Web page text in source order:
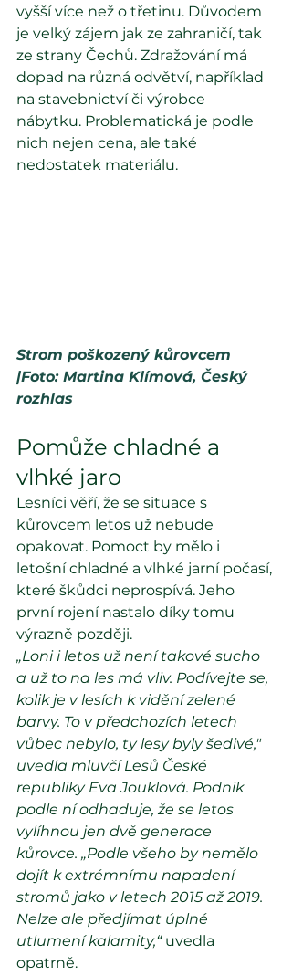
vyšší více než o třetinu. Důvodem
je velký zájem jak ze zahraničí, tak
ze strany Čechů. Zdražování má
dopad na různá odvětví, například
na stavebnictví či výrobce
nábytku. Problematická je podle
nich nejen cena, ale také
nedostatek materiálu.
Strom poškozený kůrovcem
|Foto: Martina Klímová, Český
rozhlas
Pomůže chladné a
vlhké jaro
Lesníci věří, že se situace s
kůrovcem letos už nebude
opakovat. Pomoct by mělo i
letošní chladné a vlhké jarní počasí,
které škůdci neprospívá. Jeho
první rojení nastalo díky tomu
výrazně později.
„Loni i letos už není takové sucho
a už to na les má vliv. Podívejte se,
kolik je v lesích k vidění zelené
barvy. To v předchozích letech
vůbec nebylo, ty lesy byly šedivé,"
uvedla mluvčí Lesů České
republiky Eva Jouklová. Podnik
podle ní odhaduje, že se letos
vylíhnou jen dvě generace
kůrovce. „Podle všeho by nemělo
dojít k extrémnímu napadení
stromů jako v letech 2015 až 2019.
Nelze ale předjímat úplné
utlumení kalamity,“ uvedla
opatrně.